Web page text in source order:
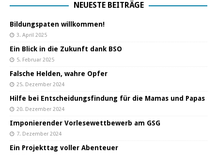
NEUESTE BEITRÄGE
Bildungspaten willkommen!
3. April 2025
Ein Blick in die Zukunft dank BSO
5. Februar 2025
Falsche Helden, wahre Opfer
25. Dezember 2024
Hilfe bei Entscheidungsfindung für die Mamas und Papas
20. Dezember 2024
Imponierender Vorlesewettbewerb am GSG
7. Dezember 2024
Ein Projekttag voller Abenteuer